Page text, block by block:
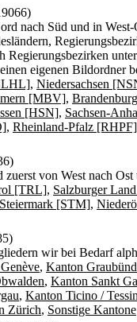
nach Süd und in
Regierungsbezirken
eigenen Bildordner
, Niedersachsen
[MBV],
[HSN], Sachsen-
, Rheinland-Pfalz [RHPF]
zuerst von West nach
[TRL], Salzburger
Steiermark [STM],
wir bei Bedarf
, Kanton
, Kanton Sankt
, Kanton Ticino / Tessin
Zürich, Sonstige Kantone